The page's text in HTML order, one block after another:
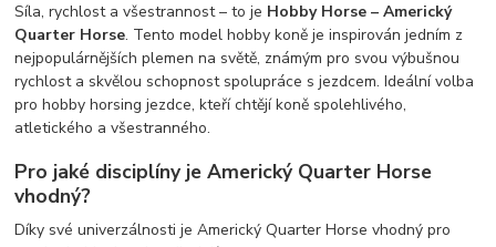
Síla, rychlost a všestrannost – to je Hobby Horse – Americký
Quarter Horse. Tento model hobby koně je inspirován jedním z
nejpopulárnějších plemen na světě, známým pro svou výbušnou
rychlost a skvělou schopnost spolupráce s jezdcem. Ideální volba
pro hobby horsing jezdce, kteří chtějí koně spolehlivého,
atletického a všestranného.
Pro jaké disciplíny je Americký Quarter Horse
vhodný?
Díky své univerzálnosti je Americký Quarter Horse vhodný pro